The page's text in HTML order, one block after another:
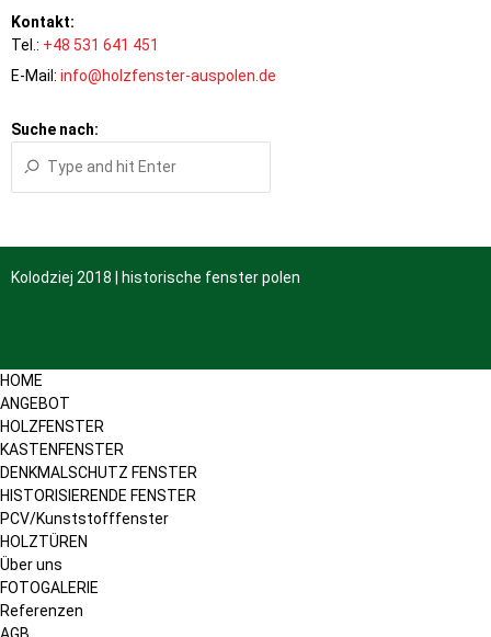
Kontakt:
Tel.: +48 531 641 451
E-Mail: info@holzfenster-auspolen.de
Suche nach:
Kolodziej 2018 | historische fenster polen
HOME
ANGEBOT
HOLZFENSTER
KASTENFENSTER
DENKMALSCHUTZ FENSTER
HISTORISIERENDE FENSTER
PCV/Kunststofffenster
HOLZTÜREN
Über uns
FOTOGALERIE
Referenzen
AGB